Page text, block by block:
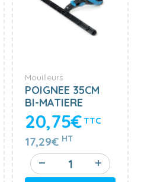
Mouilleurs
POIGNEE 35CM
BI-MATIERE
ERGONOMIQUE
PIVOTANTE
MOERMAN
20,75€TTC
17,29€ HT